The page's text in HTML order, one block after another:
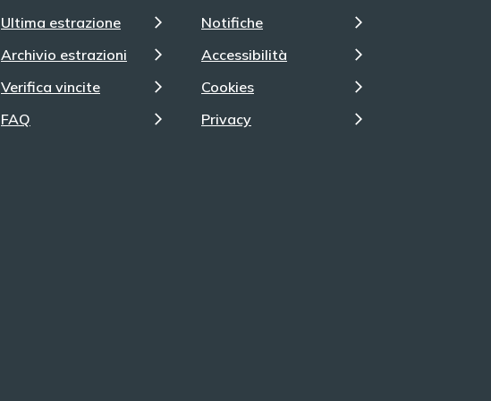
Ultima estrazione
Archivio estrazioni
Verifica vincite
FAQ
Notifiche
Accessibilità
Cookies
Privacy